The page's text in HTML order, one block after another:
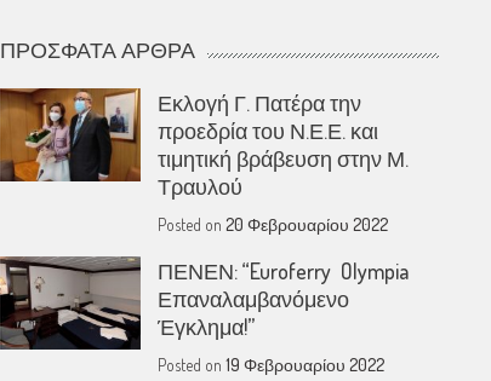
ΠΡΌΣΦΑΤΑ ΆΡΘΡΑ
Εκλογή Γ. Πατέρα την
προεδρία του Ν.Ε.Ε. και
τιμητική βράβευση στην Μ.
Τραυλού
Posted on20 Φεβρουαρίου 2022
ΠΕΝΕΝ: “Euroferry Olympia
Επαναλαμβανόμενο
Έγκλημα!”
Posted on19 Φεβρουαρίου 2022